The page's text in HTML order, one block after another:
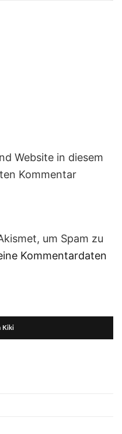
Website in diesem
Kommentar
um Spam zu
Kommentardaten
Kiki